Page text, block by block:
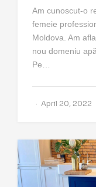
Am cunoscut-o
femeie
Moldova. Am
nou domeniu
Pe…
April 20, 2022